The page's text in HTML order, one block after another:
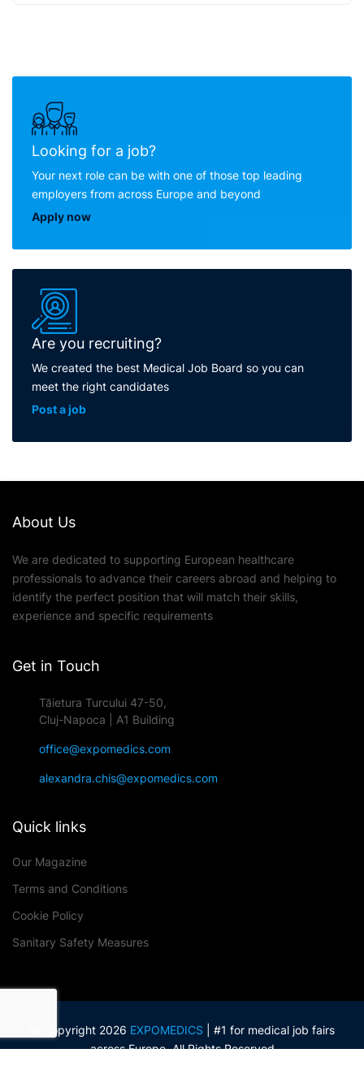
Looking for a job?
Your next role can be with one of those top leading
employers from across Europe and beyond
Apply now
Are you recruiting?
We created the best Medical Job Board so you can
meet the right candidates
Post a job
About Us
We are dedicated to supporting European healthcare
professionals to advance their careers abroad and helping to
identify the perfect position that will match their skills,
experience and specific requirements
Get in Touch
Tăietura Turcului 47-50,
Cluj-Napoca | A1 Building
office@expomedics.com
alexandra.chis@expomedics.com
Quick links
Our Magazine
Terms and Conditions
Cookie Policy
Sanitary Safety Measures
© Copyright 2026 EXPOMEDICS | #1 for medical job fairs
across Europe. All Rights Reserved